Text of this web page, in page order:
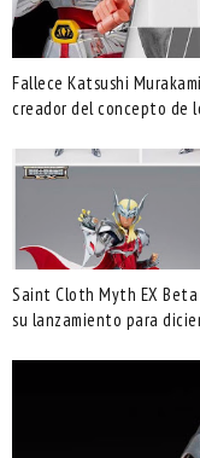
Fallece Katsushi
creador del concepto de
Saint Cloth Myth EX
su lanzamiento para